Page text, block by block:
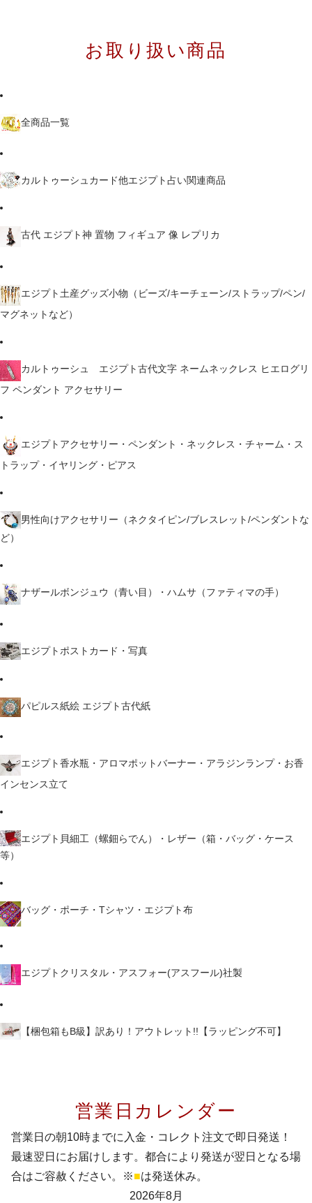
お取り扱い商品
全商品一覧
カルトゥーシュカード他エジプト占い関連商品
古代 エジプト神 置物 フィギュア 像 レプリカ
エジプト土産グッズ小物（ビーズ/キーチェーン/ストラップ/ペン/
マグネットなど）
カルトゥーシュ エジプト古代文字 ネームネックレス ヒエログリ
フ ペンダント アクセサリー
エジプトアクセサリー・ペンダント・ネックレス・チャーム・ス
トラップ・イヤリング・ピアス
男性向けアクセサリー（ネクタイピン/ブレスレット/ペンダントな
ど）
ナザールボンジュウ（青い目）・ハムサ（ファティマの手）
エジプトポストカード・写真
パピルス紙絵 エジプト古代紙
エジプト香水瓶・アロマポットバーナー・アラジンランプ・お香
インセンス立て
エジプト貝細工（螺鈿らでん）・レザー（箱・バッグ・ケース
等）
バッグ・ポーチ・Tシャツ・エジプト布
エジプトクリスタル・アスフォー(アスフール)社製
【梱包箱もB級】訳あり！アウトレット!!【ラッピング不可】
営業日カレンダー
営業日の朝10時までに入金・コレクト注文で即日発送！
最速翌日にお届けします。都合により発送が翌日となる場
合はご容赦ください。※■は発送休み。
2026年8月